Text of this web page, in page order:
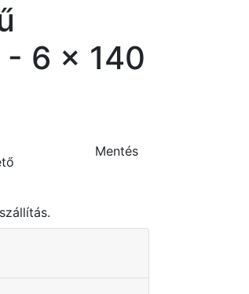
- 6 x 140
Mentés